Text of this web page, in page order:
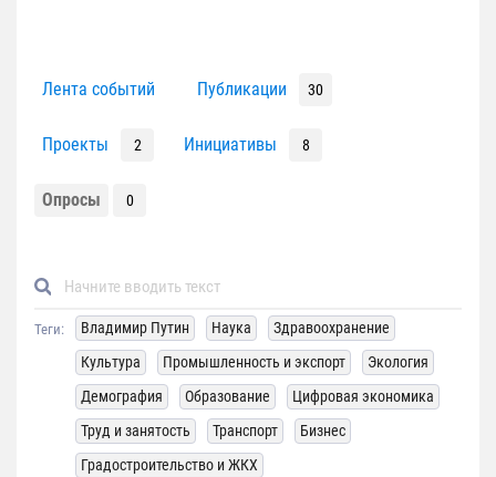
Лента событий Публикации 30
Проекты 2 Инициативы 8
Опросы 0
Теги: Владимир Путин Наука
Здравоохранение
Культура
Промышленность и экспорт
Экология
Демография
Образование
Цифровая экономика
Труд и занятость
Транспорт
Бизнес
Градостроительство и ЖКХ